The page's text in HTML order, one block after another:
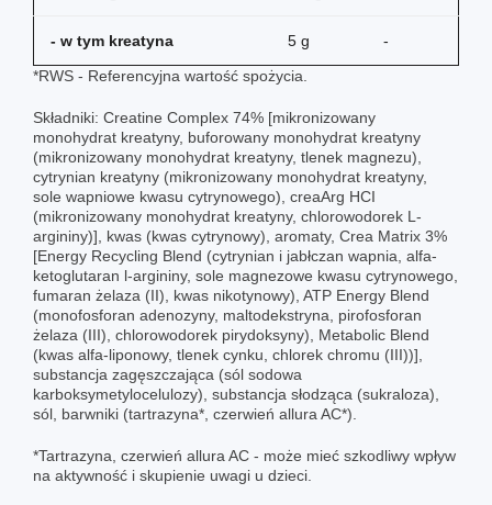
- w tym kreatyna 5 g
-
*RWS - Referencyjna wartość spożycia.
Składniki: Creatine Complex 74% [mikronizowany
monohydrat kreatyny, buforowany monohydrat kreatyny
(mikronizowany monohydrat kreatyny, tlenek magnezu),
cytrynian kreatyny (mikronizowany monohydrat kreatyny,
sole wapniowe kwasu cytrynowego), creaArg HCI
(mikronizowany monohydrat kreatyny, chlorowodorek L-
argininy)], kwas (kwas cytrynowy), aromaty, Crea Matrix 3%
[Energy Recycling Blend (cytrynian i jabłczan wapnia, alfa-
ketoglutaran l-argininy, sole magnezowe kwasu cytrynowego,
fumaran żelaza (II), kwas nikotynowy), ATP Energy Blend
(monofosforan adenozyny, maltodekstryna, pirofosforan
żelaza (III), chlorowodorek pirydoksyny), Metabolic Blend
(kwas alfa-liponowy, tlenek cynku, chlorek chromu (III))],
substancja zagęszczająca (sól sodowa
karboksymetylocelulozy), substancja słodząca (sukraloza),
sól, barwniki (tartrazyna*, czerwień allura AC*).
*Tartrazyna, czerwień allura AC - może mieć szkodliwy wpływ
na aktywność i skupienie uwagi u dzieci.